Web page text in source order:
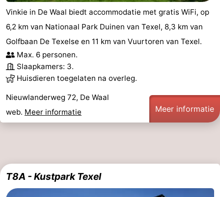
Vinkie in De Waal biedt accommodatie met gratis WiFi, op
6,2 km van Nationaal Park Duinen van Texel, 8,3 km van
Golfbaan De Texelse en 11 km van Vuurtoren van Texel.
Max. 6 personen.
Slaapkamers: 3.
Huisdieren toegelaten na overleg.
Nieuwlanderweg 72, De Waal
web. Meer informatie Meer informatie
T8A - Kustpark Texel